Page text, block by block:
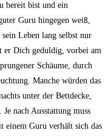
bereit bist und ein
Guru hingegen weiß,
Leben lang selbst nur
er Dich geduldig, vorbei am
Schäume, durch
Manche würden das
unter der Bettdecke,
nach Ausstattung muss
einem Guru verhält sich das